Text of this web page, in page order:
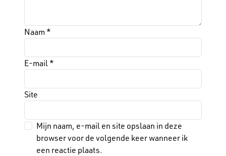
Naam *
E-mail *
Site
Mijn naam, e-mail en site opslaan in deze
browser voor de volgende keer wanneer ik
een reactie plaats.